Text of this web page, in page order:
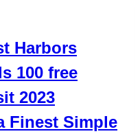
Harbors
100 free
2023
Finest Simple